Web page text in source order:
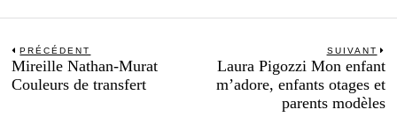
Navigation
de
l’article
PRÉCÉDENT
Previous
post:
Mireille Nathan-Murat
Couleurs de transfert
SUIVANT
Laura Pigozzi Mon enfant
m’adore, enfants otages et
parents modèles